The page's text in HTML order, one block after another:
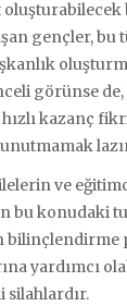
gençler, bu
görünse
kazanç
ve
bu konudaki
bilinçlendirme
yardımcı
silahlardır.